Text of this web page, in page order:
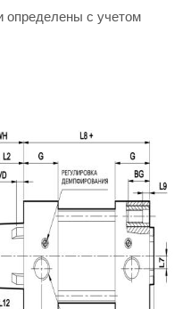
определены с учетом